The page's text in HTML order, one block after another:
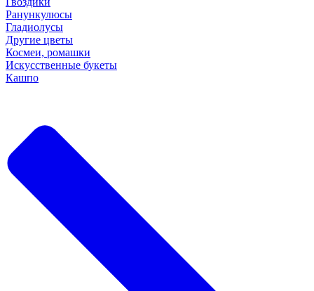
Ранункулюсы
Гладиолусы
Другие цветы
Космеи, ромашки
Искусственные букеты
Кашпо